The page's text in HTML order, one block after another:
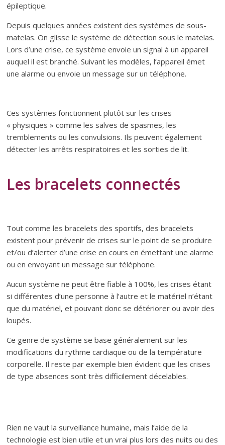
épileptique.
Depuis quelques années existent des systèmes de sous-
matelas. On glisse le système de détection sous le matelas.
Lors d’une crise, ce système envoie un signal à un appareil
auquel il est branché. Suivant les modèles, l’appareil émet
une alarme ou envoie un message sur un téléphone.
Ces systèmes fonctionnent plutôt sur les crises
« physiques » comme les salves de spasmes, les
tremblements ou les convulsions. Ils peuvent également
détecter les arrêts respiratoires et les sorties de lit.
Les bracelets connectés
Tout comme les bracelets des sportifs, des bracelets
existent pour prévenir de crises sur le point de se produire
et/ou d’alerter d’une crise en cours en émettant une alarme
ou en envoyant un message sur téléphone.
Aucun système ne peut être fiable à 100%, les crises étant
si différentes d’une personne à l’autre et le matériel n’étant
que du matériel, et pouvant donc se détériorer ou avoir des
loupés.
Ce genre de système se base généralement sur les
modifications du rythme cardiaque ou de la température
corporelle. Il reste par exemple bien évident que les crises
de type absences sont très difficilement décelables.
Rien ne vaut la surveillance humaine, mais l’aide de la
technologie est bien utile et un vrai plus lors des nuits ou des